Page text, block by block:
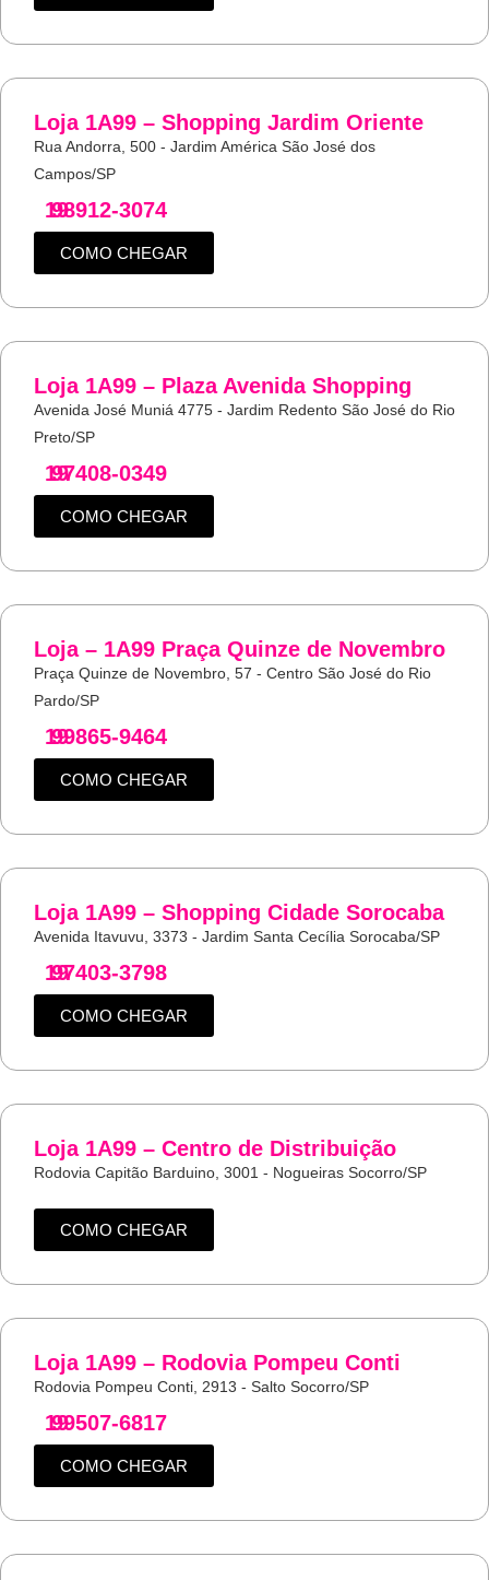
Loja 1A99 – Shopping Jardim Oriente
Rua Andorra, 500 - Jardim América São José dos
Campos/SP
19
98912-3074
COMO CHEGAR
Loja 1A99 – Plaza Avenida Shopping
Avenida José Muniá 4775 - Jardim Redento São José do Rio
Preto/SP
19
97408-0349
COMO CHEGAR
Loja – 1A99 Praça Quinze de Novembro
Praça Quinze de Novembro, 57 - Centro São José do Rio
Pardo/SP
19
99865-9464
COMO CHEGAR
Loja 1A99 – Shopping Cidade Sorocaba
Avenida Itavuvu, 3373 - Jardim Santa Cecília Sorocaba/SP
19
97403-3798
COMO CHEGAR
Loja 1A99 – Centro de Distribuição
Rodovia Capitão Barduino, 3001 - Nogueiras Socorro/SP
COMO CHEGAR
Loja 1A99 – Rodovia Pompeu Conti
Rodovia Pompeu Conti, 2913 - Salto Socorro/SP
19
99507-6817
COMO CHEGAR